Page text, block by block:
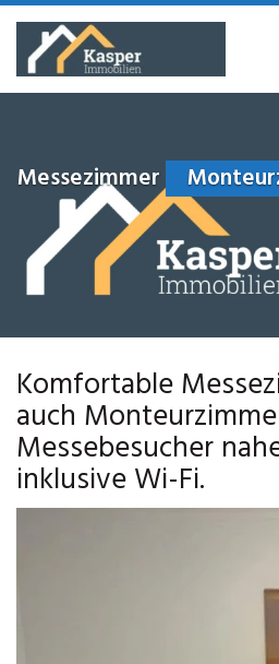
Skip
main
Messezimmer
Komfortable
auch
Messebesucher
inklusive Wi-Fi.